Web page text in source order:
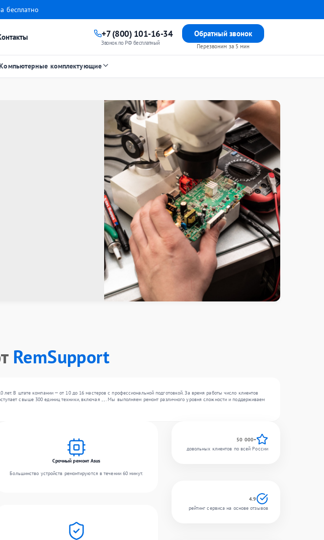
бесплатно
+7 (800) 101-16-34
Звонок по РФ бесплатный
Обратный звонок
Перезвоним за 5 мин
комплектующие
RemSupport
В штате компании — от 10 до 16 мастеров с профессиональной подготовкой. За время работы число клиентов
свыше 300 единиц техники, включая , , . Мы выполняем ремонт различного уровня сложности и поддерживаем
Срочный ремонт Asus
Большинство устройств ремонтируются в течении 60 минут.
50 000+
довольных клиентов по всей России
4.9
рейтинг сервиса на основе отзывов